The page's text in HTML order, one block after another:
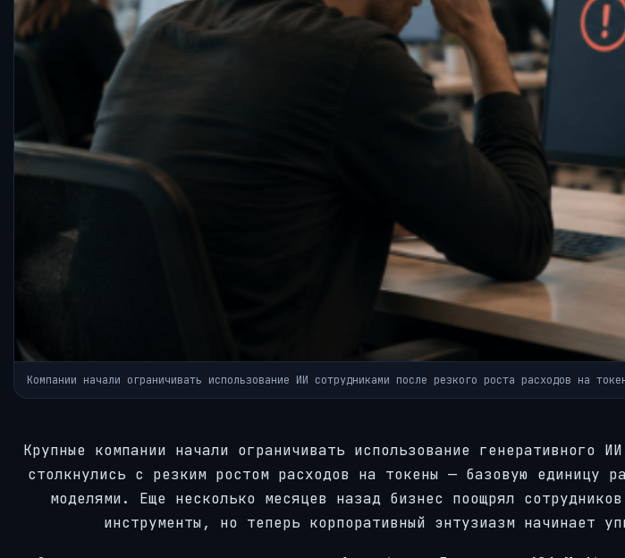
Компании начали ограничивать использование ИИ сотрудниками после резкого роста расходов на
Крупные компании начали ограничивать использование генеративного
столкнулись с резким ростом расходов на токены — базовую единицу
моделями. Еще несколько месяцев назад бизнес поощрял
инструменты, но теперь корпоративный энтузиазм начинает